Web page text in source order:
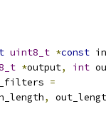
uint8_t *const
*output, int
=
,